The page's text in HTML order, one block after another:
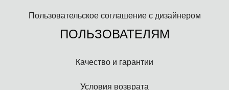
Пользовательское соглашение с дизайнером
ПОЛЬЗОВАТЕЛЯМ
Качество и гарантии
Условия возврата